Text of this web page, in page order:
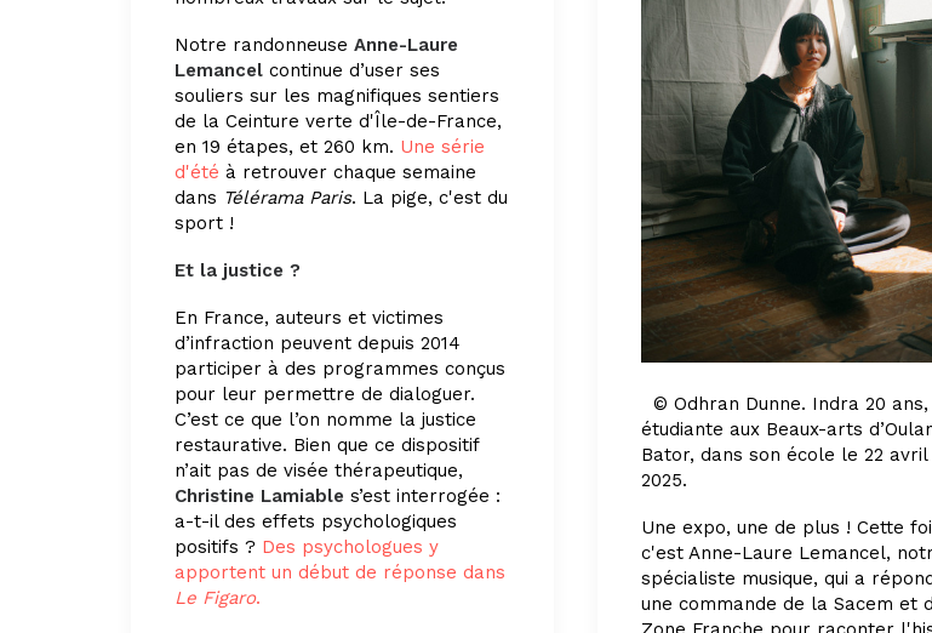
Notre randonneuse Anne-Laure
Lemancel continue d’user ses
souliers sur les magnifiques sentiers
de la Ceinture verte d'Île-de-France,
en 19 étapes, et 260 km. Une série
d'été à retrouver chaque semaine
dans Télérama Paris. La pige, c'est du
sport !
Et la justice ?
En France, auteurs et victimes
d’infraction peuvent depuis 2014
participer à des programmes conçus
pour leur permettre de dialoguer.
C’est ce que l’on nomme la justice
restaurative. Bien que ce dispositif
n’ait pas de visée thérapeutique,
Christine Lamiable s’est interrogée :
a-t-il des effets psychologiques
positifs ? Des psychologues y
apportent un début de réponse dans
Le Figaro.
© Odhran Dunne. Indra 20 ans,
étudiante aux Beaux-arts
Bator, dans son école le 22 avril
2025.
Une expo, une de plus ! Cette
c'est Anne-Laure Lemancel,
spécialiste musique, qui a
une commande de la Sacem et